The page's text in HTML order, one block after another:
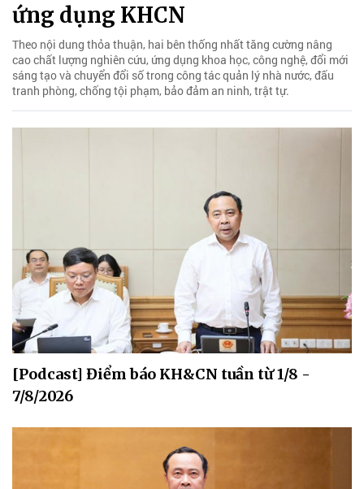
ứng dụng KHCN
Theo nội dung thỏa thuận, hai bên thống nhất tăng cường nâng
cao chất lượng nghiên cứu, ứng dụng khoa học, công nghệ, đổi mới
sáng tạo và chuyển đổi số trong công tác quản lý nhà nước, đấu
tranh phòng, chống tội phạm, bảo đảm an ninh, trật tự.
[Podcast] Điểm báo KH&CN tuần từ 1/8 -
7/8/2026